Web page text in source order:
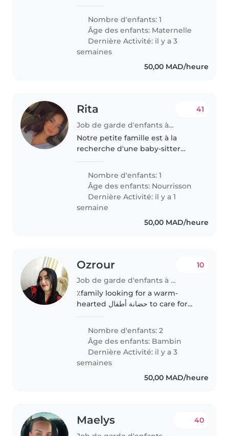
Nombre d'enfants: 1
Âge des enfants: Maternelle
Dernière Activité: il y a 3
semaines
50,00 MAD/heure
Rita
Job de garde d'enfants à Agadir
41
Notre petite famille est à la
recherche d'une baby-sitter
5 mois. Nous avons besoin d'une
baby-sitter qui est à l'aise avec..
Nombre d'enfants: 1
Âge des enfants: Nourrisson
Dernière Activité: il y a 1
semaine
50,00 MAD/heure
Ozrour
Job de garde d'enfants à Agadir
10
٪family looking for a warm-
hearted حضانة أطفال to care for
need someone reliable to watch
them at your place—()
Nombre d'enfants: 2
Âge des enfants: Bambin
Dernière Activité: il y a 3
semaines
50,00 MAD/heure
Maelys 40